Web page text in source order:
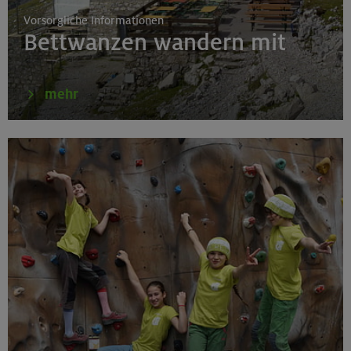
Chiemgauer Alpen
17.-21.08.26
Kinderkletterkurs für Anfänger im Altmühltal
17./18./19.08.26
Grundkurs Klettern indoor
München
16.08.26
Karwendel-Runde
Vorsorgliche Informationen
Bettwanzen wandern mit
mehr